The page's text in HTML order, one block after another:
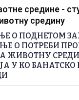
средине -
средину
О ПОДНЕТОМ
О ПОТРЕБИ
ЖИВОТНУ
У КО